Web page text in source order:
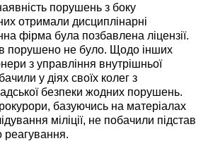
порушень з боку
отримали дисциплінарні
фірма була позбавлена ліцензії.
порушено не було. Щодо інших
з управління внутрішньої
у діях своїх колег з
безпеки жодних порушень.
базуючись на матеріалах
міліції, не побачили підстав
реагування.